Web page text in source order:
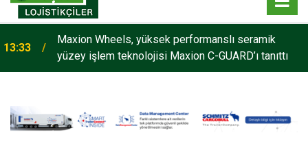
13:33
Maxion Wheels, yüksek performanslı seramik
yüzey işlem teknolojisi Maxion C-GUARD’ı tanıttı